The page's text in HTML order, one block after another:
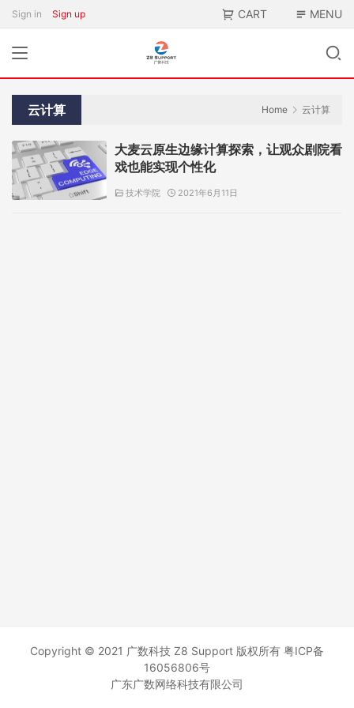
Sign in Sign up CART MENU
云计算 Home 云计算
大麦云原生边缘计算探索，让观众剧院看
戏也能实现个性化
技术学院 2021年6月11日
Copyright © 2021 广数科技 Z8 Support 版权所有 粤ICP备
16056806号
广东广数网络科技有限公司